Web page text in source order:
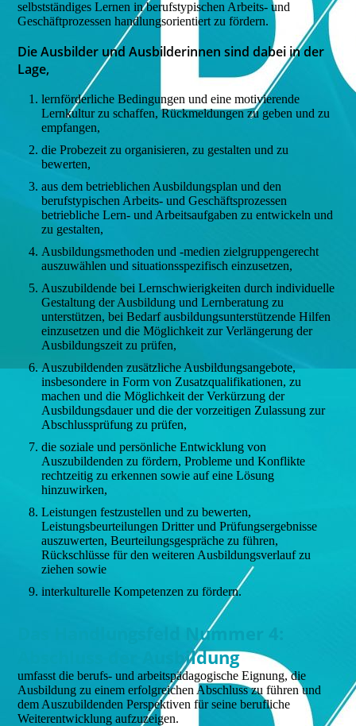
selbstständiges Lernen in berufstypischen Arbeits- und
Geschäftprozessen handlungsorientiert zu fördern.
Die Ausbilder und Ausbilderinnen sind dabei in der
Lage,
lernförderliche Bedingungen und eine motivierende
Lernkultur zu schaffen, Rückmeldungen zu geben und zu
empfangen,
die Probezeit zu organisieren, zu gestalten und zu
bewerten,
aus dem betrieblichen Ausbildungsplan und den
berufstypischen Arbeits- und Geschäftsprozessen
betriebliche Lern- und Arbeitsaufgaben zu entwickeln und
zu gestalten,
Ausbildungsmethoden und -medien zielgruppengerecht
auszuwählen und situationsspezifisch einzusetzen,
Auszubildende bei Lernschwierigkeiten durch individuelle
Gestaltung der Ausbildung und Lernberatung zu
unterstützen, bei Bedarf ausbildungsunterstützende Hilfen
einzusetzen und die Möglichkeit zur Verlängerung der
Ausbildungszeit zu prüfen,
Auszubildenden zusätzliche Ausbildungsangebote,
insbesondere in Form von Zusatzqualifikationen, zu
machen und die Möglichkeit der Verkürzung der
Ausbildungsdauer und die der vorzeitigen Zulassung zur
Abschlussprüfung zu prüfen,
die soziale und persönliche Entwicklung von
Auszubildenden zu fördern, Probleme und Konflikte
rechtzeitig zu erkennen sowie auf eine Lösung
hinzuwirken,
Leistungen festzustellen und zu bewerten,
Leistungsbeurteilungen Dritter und Prüfungsergebnisse
auszuwerten, Beurteilungsgespräche zu führen,
Rückschlüsse für den weiteren Ausbildungsverlauf zu
ziehen sowie
interkulturelle Kompetenzen zu fördern.
Das Handlungsfeld Nummer 4:
Abschluss der Ausbildung
umfasst die berufs- und arbeitspädagogische Eignung, die
Ausbildung zu einem erfolgreichen Abschluss zu führen und
dem Auszubildenden Perspektiven für seine berufliche
Weiterentwicklung aufzuzeigen.